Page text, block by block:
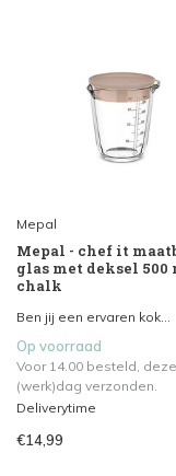
Mepal
Mepal - chef it
glas met deksel 500
chalk
Ben jij een ervaren kok...
Op voorraad
Voor 14.00 besteld,
(werk)dag verzonden.
Deliverytime
€14,99